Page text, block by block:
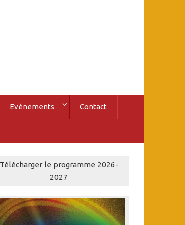
Evènements Contact
Télécharger le programme 2026-
2027